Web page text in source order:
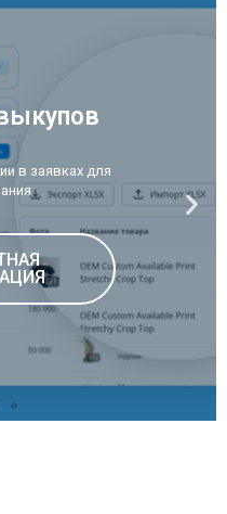
в заявках для